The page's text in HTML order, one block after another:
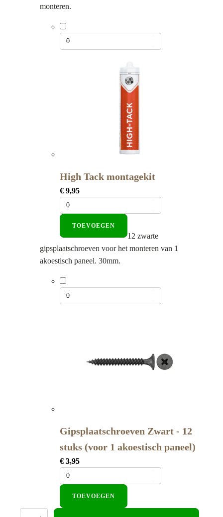
monteren.
High Tack montagekit
€ 9,95
TOEVOEGEN
12 zwarte
gipsplaatschroeven voor het monteren van 1
akoestisch paneel. 30mm.
Gipsplaatschroeven Zwart - 12
stuks (voor 1 akoestisch paneel)
€ 3,95
TOEVOEGEN